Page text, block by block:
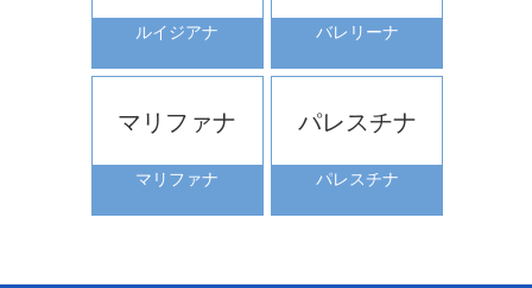
ルイジアナ バレリーナ
マリファナ
マリファナ
パレスチナ
パレスチナ